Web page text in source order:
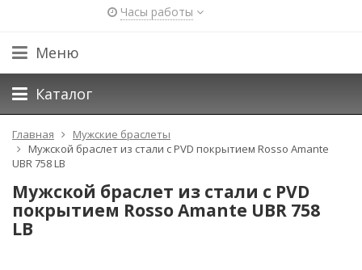
Часы работы
Меню
Каталог
Главная
Мужские браслеты
Мужской браслет из стали с PVD покрытием Rosso Amante
UBR 758 LB
Мужской браслет из стали с PVD
покрытием Rosso Amante UBR 758
LB